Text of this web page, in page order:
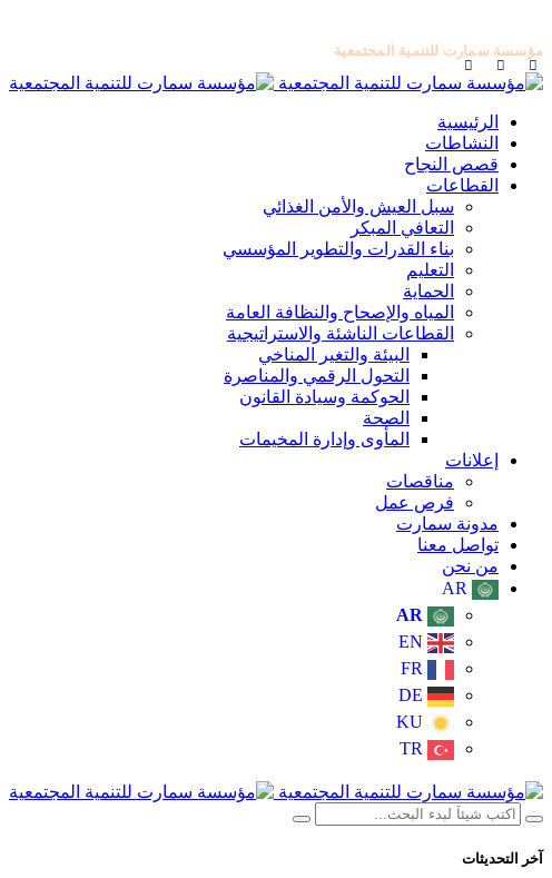
مؤسسة سمارت للتنمية المجتمعية
الرئيسية
النشاطات
قصص النجاح
القطاعات
سبل العيش والأمن الغذائي
التعافي المبكر
بناء القدرات والتطوير المؤسسي
التعليم
الحماية
المياه والإصحاح والنظافة العامة
القطاعات الناشئة والاستراتيجية
البيئة والتغير المناخي
التحول الرقمي والمناصرة
الحوكمة وسيادة القانون
الصحة
المأوى وإدارة المخيمات
إعلانات
مناقصات
فرص عمل
مدونة سمارت
تواصل معنا
من نحن
AR
AR
EN
FR
DE
KU
TR
آخر التحديثات